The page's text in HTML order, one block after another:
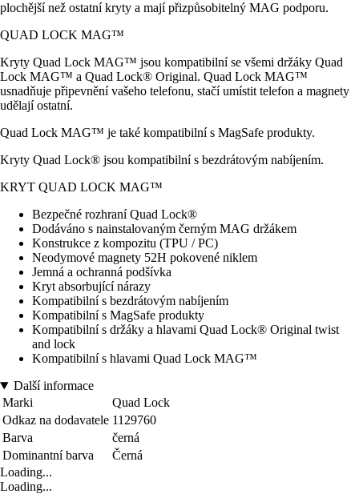
plochější než ostatní kryty a mají přizpůsobitelný MAG podporu.
QUAD LOCK MAG™
Kryty Quad Lock MAG™ jsou kompatibilní se všemi držáky Quad
Lock MAG™ a Quad Lock® Original. Quad Lock MAG™
usnadňuje připevnění vašeho telefonu, stačí umístit telefon a magnety
udělají ostatní.
Quad Lock MAG™ je také kompatibilní s MagSafe produkty.
Kryty Quad Lock® jsou kompatibilní s bezdrátovým nabíjením.
KRYT QUAD LOCK MAG™
Bezpečné rozhraní Quad Lock®
Dodáváno s nainstalovaným černým MAG držákem
Konstrukce z kompozitu (TPU / PC)
Neodymové magnety 52H pokovené niklem
Jemná a ochranná podšívka
Kryt absorbující nárazy
Kompatibilní s bezdrátovým nabíjením
Kompatibilní s MagSafe produkty
Kompatibilní s držáky a hlavami Quad Lock® Original twist
and lock
Kompatibilní s hlavami Quad Lock MAG™
Další informace
Marki
Quad Lock
Odkaz na dodavatele 1129760
Barva
černá
Dominantní barva
Černá
Loading...
Loading...